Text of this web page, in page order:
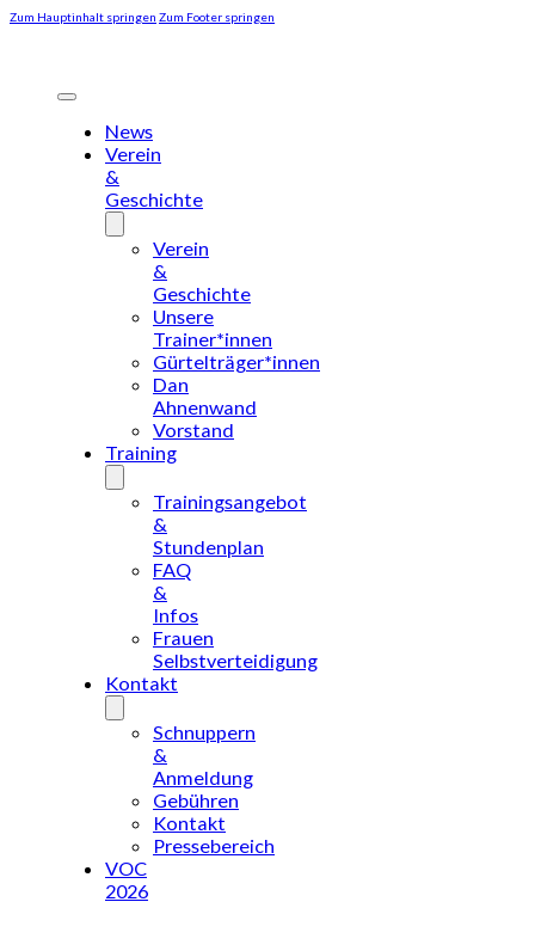
Zum Hauptinhalt springen Zum Footer springen
News
Verein
&
Geschichte
Verein
&
Geschichte
Unsere
Trainer*innen
Gürtelträger*innen
Dan
Ahnenwand
Vorstand
Training
Trainingsangebot
&
Stundenplan
FAQ
&
Infos
Frauen
Selbstverteidigung
Kontakt
Schnuppern
&
Anmeldung
Gebühren
Kontakt
Pressebereich
VOC
2026